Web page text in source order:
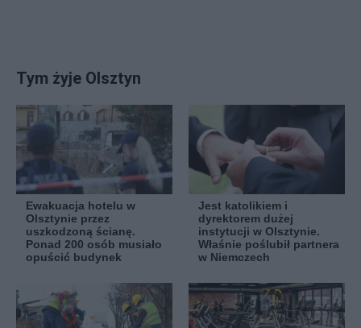
Tym żyje Olsztyn
Ewakuacja hotelu w
Olsztynie przez
uszkodzoną ścianę.
Ponad 200 osób musiało
opuścić budynek
Jest katolikiem i
dyrektorem dużej
instytucji w Olsztynie.
Właśnie poślubił partnera
w Niemczech